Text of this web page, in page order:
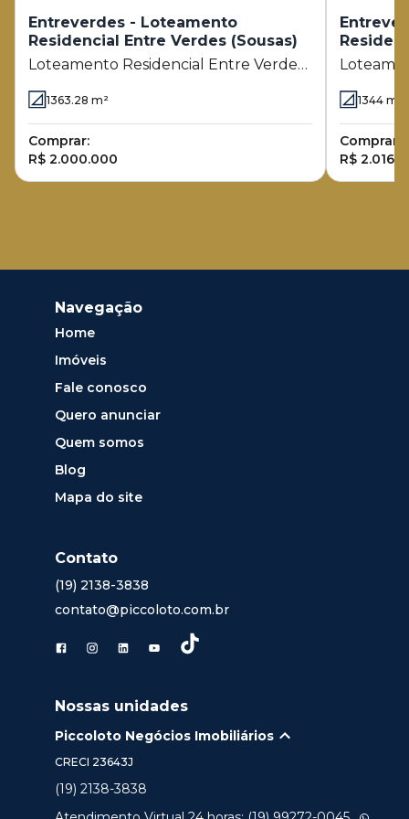
Entreverdes - Loteamento
Residencial Entre Verdes (Sousas)
Loteamento Residencial Entre Verdes
(Sousas)
1363.28 m²
Comprar:
R$ 2.000.000
(Sousas)
1344 m²
Comprar:
R$
Navegação
Home
Imóveis
Fale conosco
Quero anunciar
Quem somos
Blog
Mapa do site
Contato
(19) 2138-3838
contato@piccoloto.com.br
Nossas unidades
Piccoloto Negócios Imobiliários
CRECI 23643J
(19) 2138-3838